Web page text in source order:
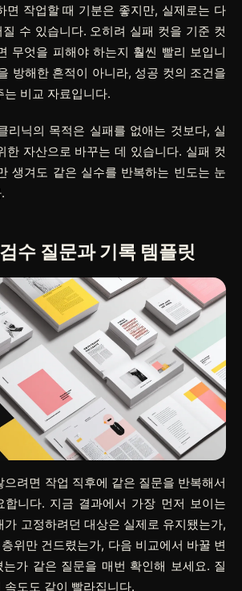
면 작업할 때 기분은 좋지만, 실제로는 다
수 있습니다. 오히려 실패 컷을 기준 컷
무엇을 피해야 하는지 훨씬 빨리 보입니
방해한 흔적이 아니라, 성공 컷의 조건을
비교 자료입니다.
리닉의 목적은 실패를 없애는 것보다, 실
한 자산으로 바꾸는 데 있습니다. 실패 컷
생겨도 같은 실수를 반복하는 빈도는 눈
수 질문과 기록 템플릿
으려면 작업 직후에 같은 질문을 반복해서
합니다. 지금 결과에서 가장 먼저 보이는
가 고정하려던 대상은 실제로 유지됐는가,
위만 건드렸는가, 다음 비교에서 바꿀 변
가 같은 질문을 매번 확인해 보세요. 질
속도도 같이 빨라집니다.